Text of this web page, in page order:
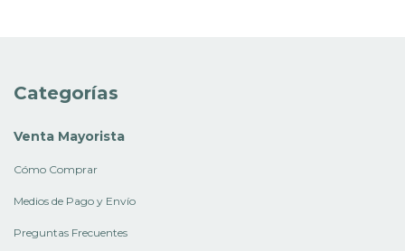
Categorías
Venta Mayorista
Cómo Comprar
Medios de Pago y Envío
Preguntas Frecuentes